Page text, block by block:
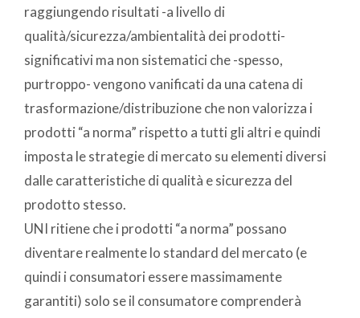
raggiungendo risultati -a livello di
qualità/sicurezza/ambientalità dei prodotti-
significativi ma non sistematici che -spesso,
purtroppo- vengono vanificati da una catena di
trasformazione/distribuzione che non valorizza i
prodotti “a norma” rispetto a tutti gli altri e quindi
imposta le strategie di mercato su elementi diversi
dalle caratteristiche di qualità e sicurezza del
prodotto stesso.
UNI ritiene che i prodotti “a norma” possano
diventare realmente lo standard del mercato (e
quindi i consumatori essere massimamente
garantiti) solo se il consumatore comprenderà